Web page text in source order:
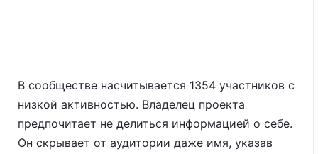
В сообществе насчитывается 1354 участников с
низкой активностью. Владелец проекта
предпочитает не делиться информацией о себе.
Он скрывает от аудитории даже имя, указав